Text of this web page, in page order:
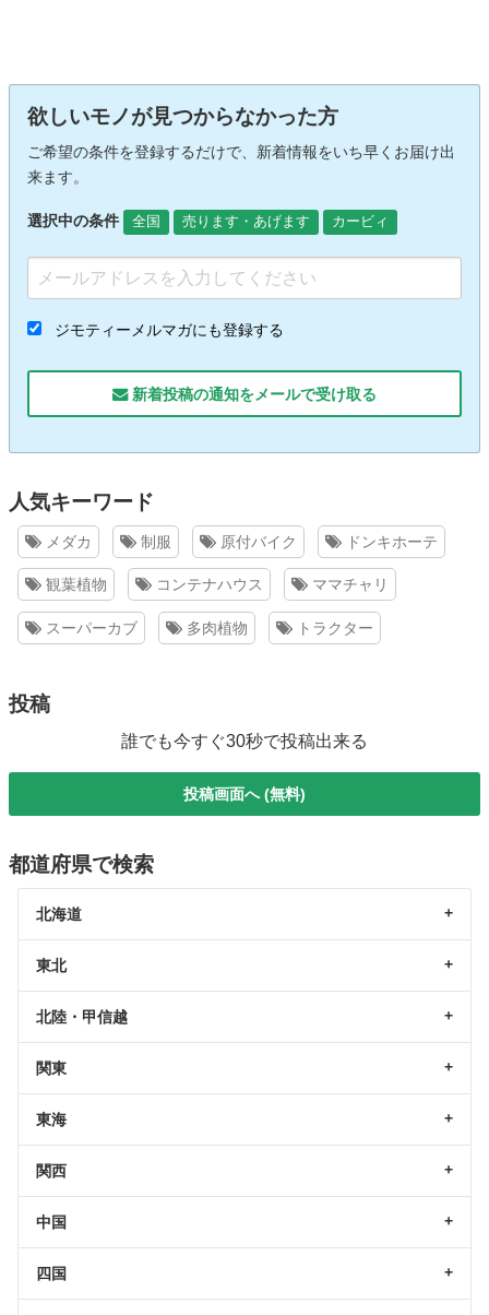
欲しいモノが見つからなかった方
ご希望の条件を登録するだけで、新着情報をいち早くお届け出
来ます。
選択中の条件 全国 売ります・あげます カービィ
ジモティーメルマガにも登録する
新着投稿の通知をメールで受け取る
人気キーワード
メダカ 制服 原付バイク ドンキホーテ
観葉植物 コンテナハウス ママチャリ
スーパーカブ 多肉植物 トラクター
投稿
誰でも今すぐ30秒で投稿出来る
投稿画面へ (無料)
都道府県で検索
北海道
東北
北陸・甲信越
関東
東海
関西
中国
四国